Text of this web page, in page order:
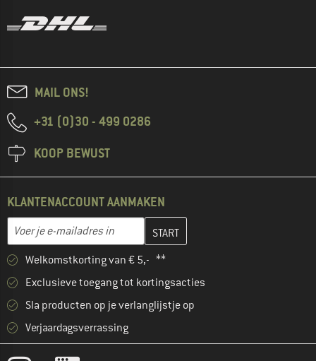
MAIL ONS!
+31 (0)30 - 499 0286
KOOP BEWUST
KLANTENACCOUNT AANMAKEN
E-mailadres
Vul je e-mailadres hier in en maak in de volgende stap je
Welkomstkorting van € 5,- **
Exclusieve toegang tot kortingsacties
Sla producten op je verlanglijstje op
Verjaardagsverrassing